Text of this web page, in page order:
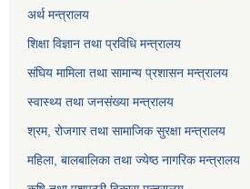
अर्थ मन्त्रालय
शिक्षा विज्ञान तथा प्रविधि मन्त्रालय
संघिय मामिला तथा सामान्य प्रशासन मन्त्रालय
स्वास्थ्य तथा जनसंख्या मन्त्रालय
श्रम, रोजगार तथा सामाजिक सुरक्षा मन्त्रालय
महिला, बालबालिका तथा ज्येष्ठ नागरिक मन्त्रालय